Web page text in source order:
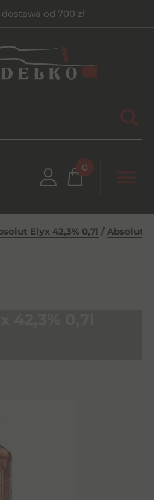
od 700 zł
0
Elyx 42,3% 0,7l / Absolut